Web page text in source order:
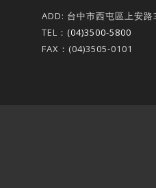
ADD: 台中市西屯區上安
TEL： (04)3500-5800
FAX：(04)3505-0101